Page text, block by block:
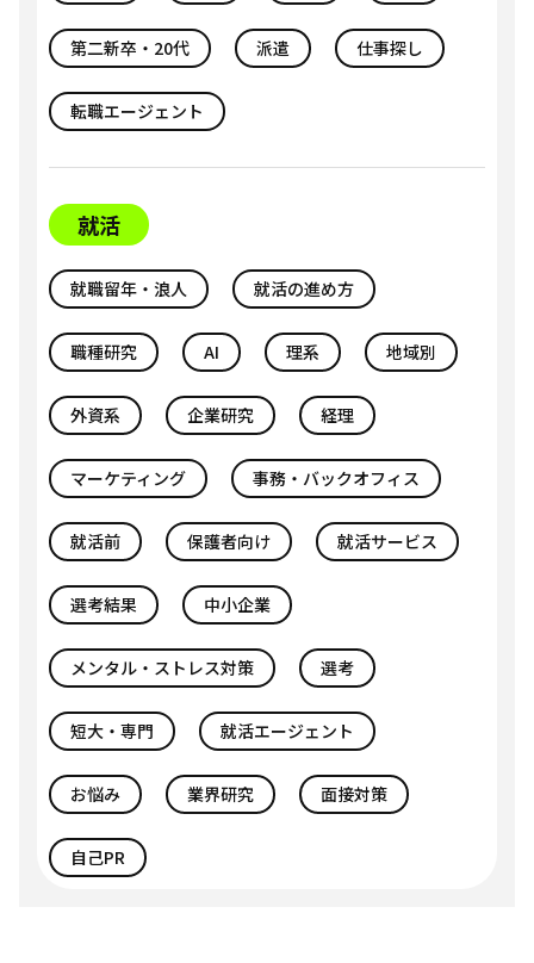
第二新卒・20代 派遣 仕事探し
転職エージェント
就活
就職留年・浪人 就活の進め方
職種研究 AI 理系 地域別
外資系 企業研究 経理
マーケティング 事務・バックオフィス
就活前 保護者向け 就活サービス
選考結果 中小企業
メンタル・ストレス対策 選考
短大・専門 就活エージェント
お悩み 業界研究 面接対策
自己PR